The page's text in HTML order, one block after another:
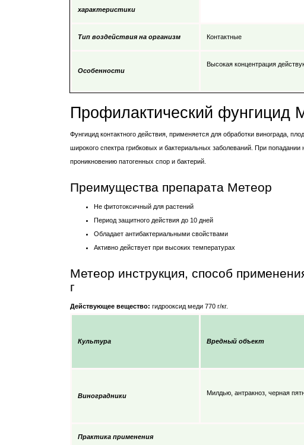
характеристики
Тип воздействия на организм Контактные
Особенности
Высокая концентрация
Профилактический фунгицид
Фунгицид контактного действия, применяется для обработки винограда,
широкого спектра грибковых и бактериальных заболеваний. При
проникновению патогенных спор и бактерий.
Преимущества препарата Метеор
Не фитотоксичный для растений
Период защитного действия до 10 дней
Обладает антибактериальными свойствами
Активно действует при высоких температурах
Метеор инструкция, способ
г
Действующее вещество: гидрооксид меди 770 г/кг.
Культура Вредный объект
Виноградники Милдью, антракноз, черная
Практика применения